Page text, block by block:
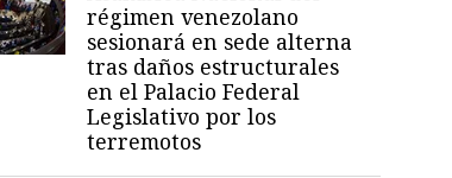
régimen venezolano
sesionará en sede alterna
tras daños estructurales
en el Palacio Federal
Legislativo por los
terremotos